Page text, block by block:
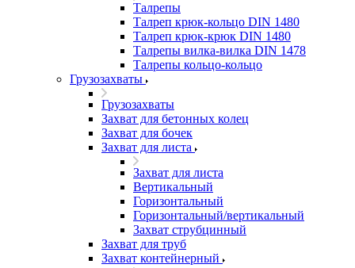
Талрепы
Талреп крюк-кольцо DIN 1480
Талреп крюк-крюк DIN 1480
Талрепы вилка-вилка DIN 1478
Талрепы кольцо-кольцо
Грузозахваты
Грузозахваты
Захват для бетонных колец
Захват для бочек
Захват для листа
Захват для листа
Вертикальный
Горизонтальный
Горизонтальный/вертикальный
Захват струбцинный
Захват для труб
Захват контейнерный